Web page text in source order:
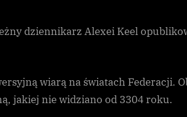
federalną
dziennikarz Alexei Keel
wiarą na światach Federacji.
jakiej nie widziano od 3304 roku.